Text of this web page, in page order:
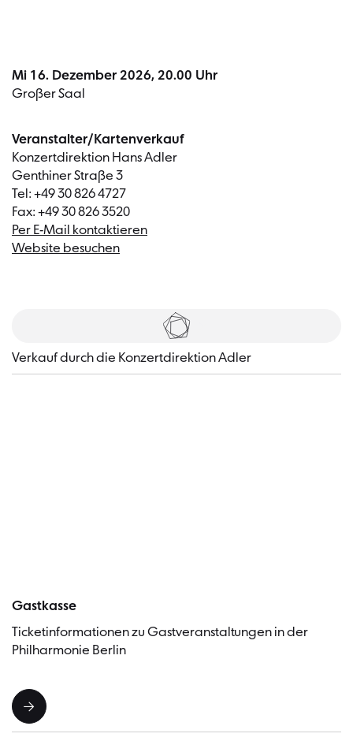
Mi 16. Dezember 2026, 20.00 Uhr
Großer Saal
Veranstalter/Kartenverkauf
Konzertdirektion Hans Adler
Genthiner Straße 3
Tel: +49 30 826 4727
Fax: +49 30 826 3520
Per E-Mail kontaktieren
Website besuchen
Tickets
Verkauf durch die Konzertdirektion Adler
Gastkasse
Ticketinformationen zu Gastveranstaltungen in der
Philharmonie Berlin